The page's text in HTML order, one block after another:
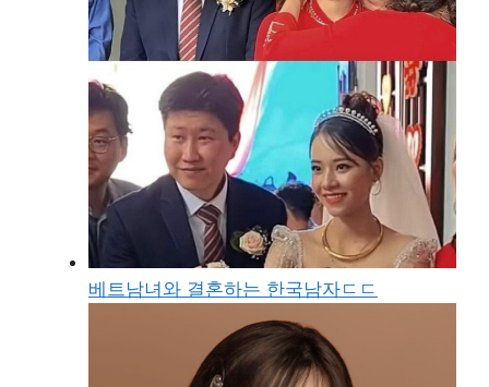
베트남녀와 결혼하는 한국남자ㄷㄷ